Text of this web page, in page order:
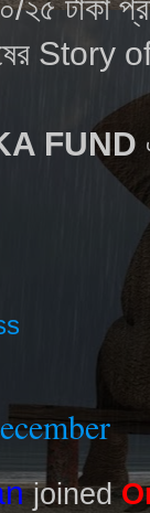
টাকা
Story
FUND
joined